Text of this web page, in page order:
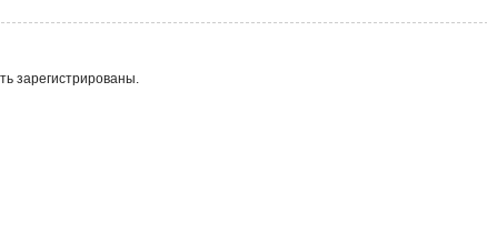
зарегистрированы.